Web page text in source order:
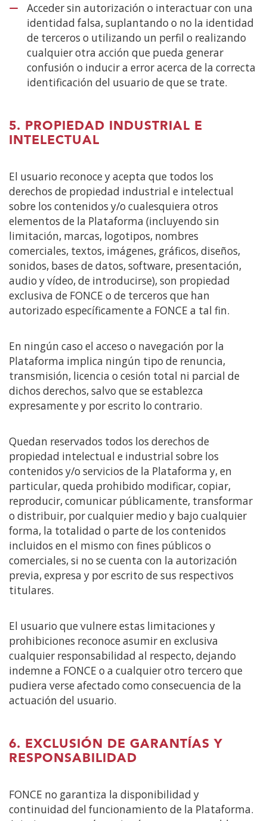
Acceder sin autorización o interactuar con una
identidad falsa, suplantando o no la identidad
de terceros o utilizando un perfil o realizando
cualquier otra acción que pueda generar
confusión o inducir a error acerca de la correcta
identificación del usuario de que se trate.
5. PROPIEDAD INDUSTRIAL E
INTELECTUAL
El usuario reconoce y acepta que todos los
derechos de propiedad industrial e intelectual
sobre los contenidos y/o cualesquiera otros
elementos de la Plataforma (incluyendo sin
limitación, marcas, logotipos, nombres
comerciales, textos, imágenes, gráficos, diseños,
sonidos, bases de datos, software, presentación,
audio y vídeo, de introducirse), son propiedad
exclusiva de FONCE o de terceros que han
autorizado específicamente a FONCE a tal fin.
En ningún caso el acceso o navegación por la
Plataforma implica ningún tipo de renuncia,
transmisión, licencia o cesión total ni parcial de
dichos derechos, salvo que se establezca
expresamente y por escrito lo contrario.
Quedan reservados todos los derechos de
propiedad intelectual e industrial sobre los
contenidos y/o servicios de la Plataforma y, en
particular, queda prohibido modificar, copiar,
reproducir, comunicar públicamente, transformar
o distribuir, por cualquier medio y bajo cualquier
forma, la totalidad o parte de los contenidos
incluidos en el mismo con fines públicos o
comerciales, si no se cuenta con la autorización
previa, expresa y por escrito de sus respectivos
titulares.
El usuario que vulnere estas limitaciones y
prohibiciones reconoce asumir en exclusiva
cualquier responsabilidad al respecto, dejando
indemne a FONCE o a cualquier otro tercero que
pudiera verse afectado como consecuencia de la
actuación del usuario.
6. EXCLUSIÓN DE GARANTÍAS Y
RESPONSABILIDAD
FONCE no garantiza la disponibilidad y
continuidad del funcionamiento de la Plataforma.